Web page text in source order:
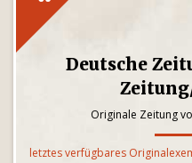
Deutsche
Originale Zeitung
letztes verfügbares